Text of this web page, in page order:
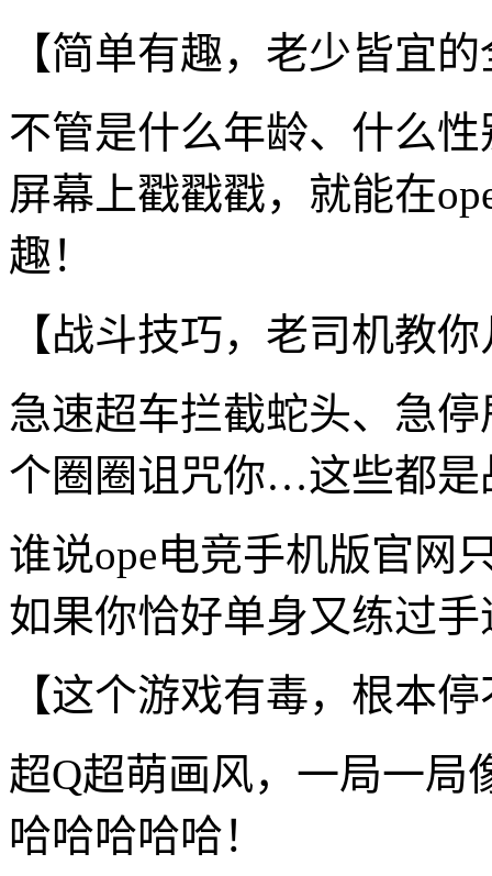
【简单有趣，老少皆宜
不管是什么年龄、什么
屏幕上戳戳戳，就能在
趣！
【战斗技巧，老司机教
急速超车拦截蛇头、急
个圈圈诅咒你…这些都是
谁说ope电竞手机版官网
如果你恰好单身又练过
【这个游戏有毒，根本
超Q超萌画风，一局一局
哈哈哈哈哈！